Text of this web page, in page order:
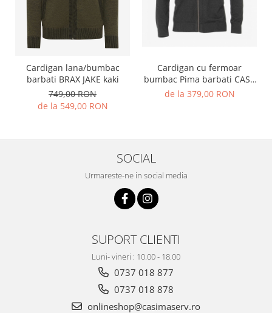
Cardigan lana/bumbac
barbati BRAX JAKE kaki
749,00 RON
de la 549,00 RON
Cardigan cu fermoar
bumbac Pima barbati CASA
MODA 004440 antracit
de la 379,00 RON
SOCIAL
Urmareste-ne in social media
SUPORT CLIENTI
Luni- vineri : 10.00 - 18.00
0737 018 877
0737 018 878
onlineshop@casimaserv.ro